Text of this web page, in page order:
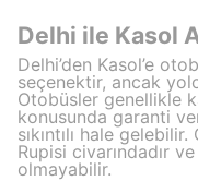
Delhi ile Kasol
Delhi’den Kasol’e
seçenektir, ancak
Otobüsler genellikle
konusunda garanti
sıkıntılı hale
Rupisi civarındadır
olmayabilir.